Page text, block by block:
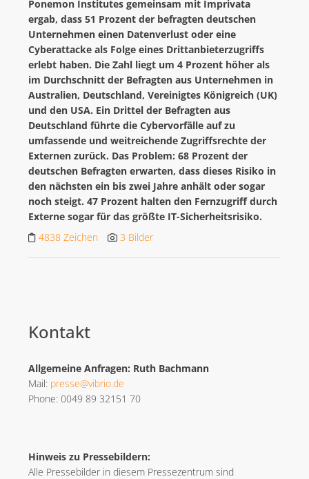
Ponemon Institutes gemeinsam mit Imprivata
ergab, dass 51 Prozent der befragten deutschen
Unternehmen einen Datenverlust oder eine
Cyberattacke als Folge eines Drittanbieterzugriffs
erlebt haben. Die Zahl liegt um 4 Prozent höher als
im Durchschnitt der Befragten aus Unternehmen in
Australien, Deutschland, Vereinigtes Königreich (UK)
und den USA. Ein Drittel der Befragten aus
Deutschland führte die Cybervorfälle auf zu
umfassende und weitreichende Zugriffsrechte der
Externen zurück. Das Problem: 68 Prozent der
deutschen Befragten erwarten, dass dieses Risiko in
den nächsten ein bis zwei Jahre anhält oder sogar
noch steigt. 47 Prozent halten den Fernzugriff durch
Externe sogar für das größte IT-Sicherheitsrisiko.
4838 Zeichen
3 Bilder
Kontakt
Allgemeine Anfragen: Ruth Bachmann
Mail: presse@vibrio.de
Phone: 0049 89 32151 70
Hinweis zu Pressebildern:
Alle Pressebilder in diesem Pressezentrum sind